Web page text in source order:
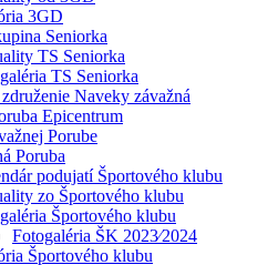
3GD
Seniorka
TS Seniorka
TS Seniorka
Naveky závažná
Epicentrum
Porube
Poruba
podujatí Športového klubu
zo Športového klubu
Športového klubu
Fotogaléria ŠK 2023⁄2024
Športového klubu